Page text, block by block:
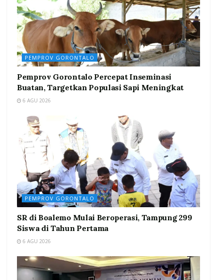
PEMPROV GORONTALO
Pemprov Gorontalo Percepat Inseminasi
Buatan, Targetkan Populasi Sapi Meningkat
6 AGU 2026
PEMPROV GORONTALO
SR di Boalemo Mulai Beroperasi, Tampung 299
Siswa di Tahun Pertama
6 AGU 2026